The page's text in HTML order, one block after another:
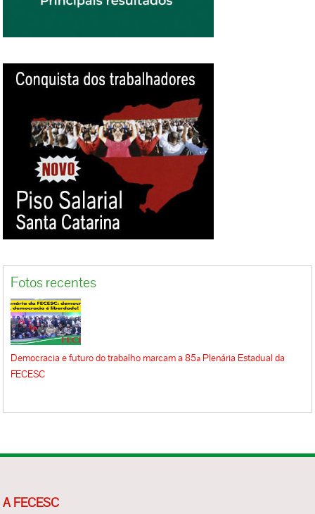
Fotos recentes
Democracia e futuro do trabalho marcam a 85ª Plenária Estadual da
FECESC
A FECESC